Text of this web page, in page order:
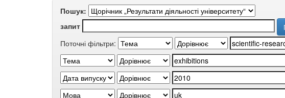
Пошук:
запит
Поточні фільтри: